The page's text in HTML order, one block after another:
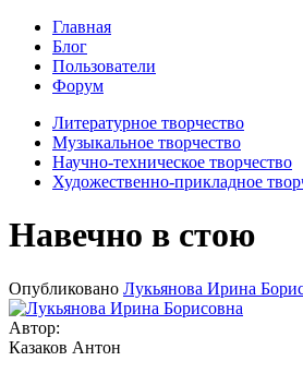
Главная
Блог
Пользователи
Форум
Литературное творчество
Музыкальное творчество
Научно-техническое творчество
Художественно-прикладное
Навечно в стою
Опубликовано Лукьянова Ирина
Автор:
Казаков Антон